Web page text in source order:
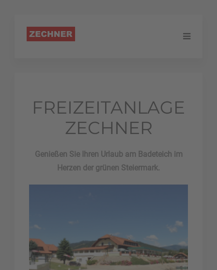
FREIZEITANLAGE
ZECHNER
Genießen Sie Ihren Urlaub am Badeteich im
Herzen der grünen Steiermark.